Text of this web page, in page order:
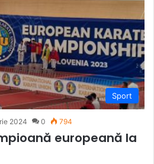
Sport
2024 0 794
europeană la